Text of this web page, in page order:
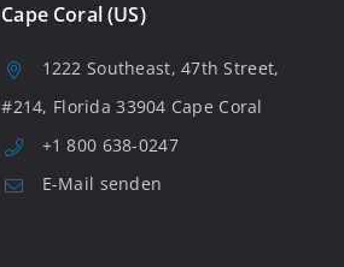
Cape Coral (US)
1222 Southeast, 47th Street,
#214, Florida 33904 Cape Coral
+1 800 638-0247
E-Mail senden